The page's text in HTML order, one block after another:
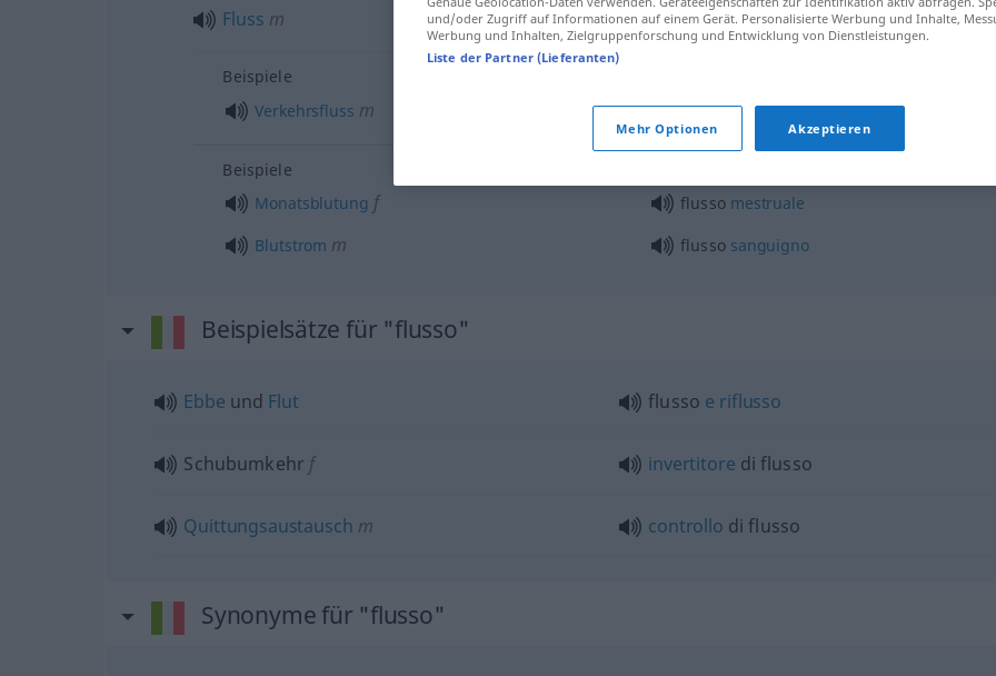
Fluss m flusso PHYS ELEK FIG
Beispiele
Verkehrsfluss m flusso di traffico
Beispiele
Monatsblutung f flusso mestruale
Blutstrom m flusso sanguigno
Beispielsätze für "flusso"
Ebbe und Flut flusso e riflusso
Schubumkehr f invertitore di flusso
Quittungsaustausch m controllo di flusso
Synonyme für "flusso"
und/oder Zugriff auf Informationen auf einem Gerät. Personalisierte Werbung und Inhalte,
Werbung und Inhalten, Zielgruppenforschung und Entwicklung von Dienstleistungen.
Liste der Partner (Lieferanten)
Mehr Optionen Akzeptieren